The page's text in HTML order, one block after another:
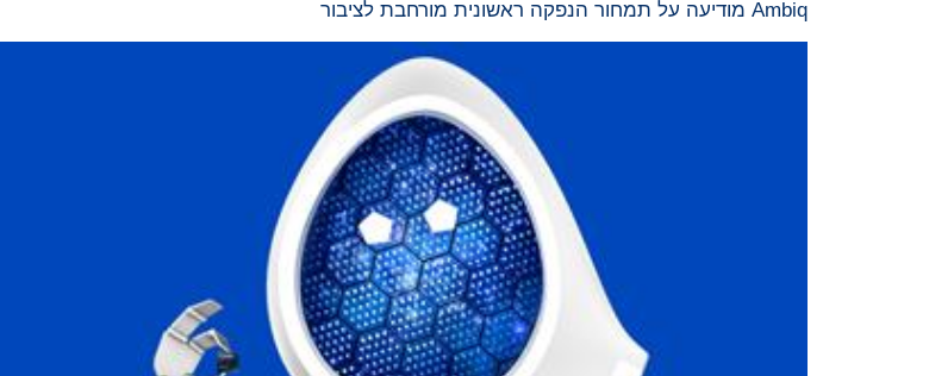
Ambiq מודיעה על תמחור הנפקה ראשונית מורחבת לציבור